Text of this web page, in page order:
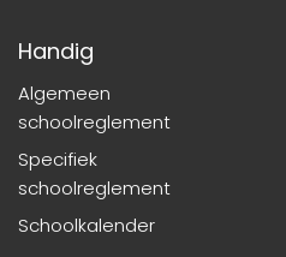
Handig
Algemeen
schoolreglement
Specifiek
schoolreglement
Schoolkalender